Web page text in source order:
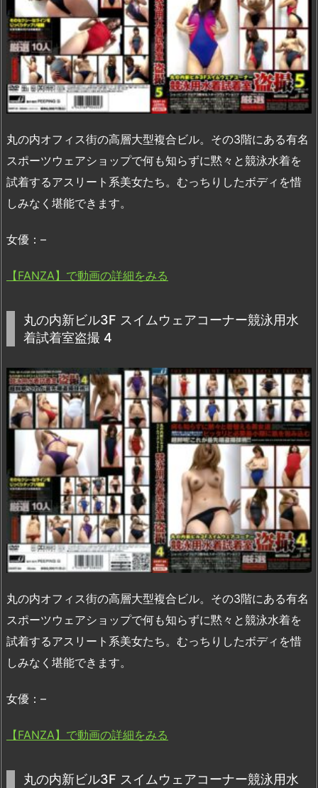
丸の内オフィス街の高層大型複合ビル。その3階にある有名
スポーツウェアショップで何も知らずに黙々と競泳水着を
試着するアスリート系美女たち。むっちりしたボディを惜
しみなく堪能できます。
女優：–
【FANZA】で動画の詳細をみる
丸の内新ビル3F スイムウェアコーナー競泳用水
着試着室盗撮 4
丸の内オフィス街の高層大型複合ビル。その3階にある有名
スポーツウェアショップで何も知らずに黙々と競泳水着を
試着するアスリート系美女たち。むっちりしたボディを惜
しみなく堪能できます。
女優：–
【FANZA】で動画の詳細をみる
丸の内新ビル3F スイムウェアコーナー競泳用水